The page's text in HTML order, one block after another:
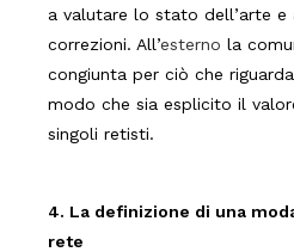
a valutare lo stato dell’arte
correzioni. All’esterno la
congiunta per ciò che
modo che sia esplicito il
singoli retisti.
4. La definizione di una
rete